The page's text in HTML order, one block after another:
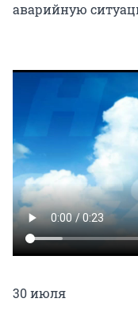
аварийную
30 июля